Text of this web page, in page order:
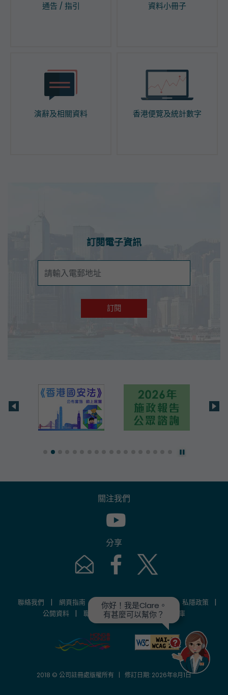
通告 / 指引 資料小冊子
演辭及相關資料 香港便覽及統計數字
訂閱電子資訊
訂閱
關注我們
Youtube [This link will pop up in
分享
Email [This link will pop up in a new
Facebook [This link will pop up
Twitter [This link will
聯絡我們 | 網頁指南 | 重要告示 | 相關網址 私隱政策 |
公開資料 | 職位空缺 | 招標公告 | 資料庫
2018 © 公司註冊處版權所有 | 修訂日期: 2026年8月1日
你好！我是Clare。
有甚麼可以幫你？